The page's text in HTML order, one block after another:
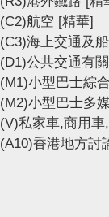
(C2)航空 [精華]
(C3)海上交通及
(D1)公共交通有
(M1)小型巴士綜
(M2)小型巴士多
(V)私家車,商用
(A10)香港地方討